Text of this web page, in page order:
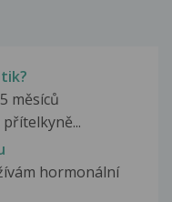
měsíců
hormonální